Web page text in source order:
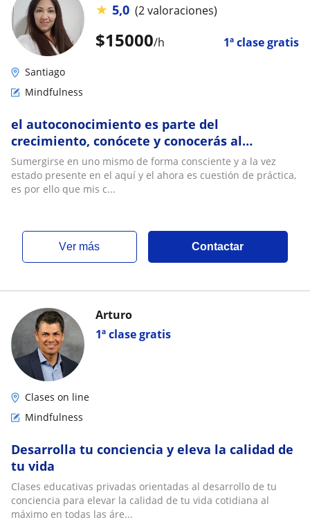
$15000/h 1ª clase gratis
★ 5,0 (2 valoraciones)
Santiago
Mindfulness
el autoconocimiento es parte del
crecimiento, conócete y conocerás al
universo
Sumergirse en uno mismo de forma consciente y a la vez
estado presente en el aquí y el ahora es cuestión de práctica,
es por ello que mis c...
ver más Contactar
1ª clase gratis
Arturo
Clases on line
Mindfulness
Desarrolla tu conciencia y eleva la calidad de
tu vida
Clases educativas privadas orientadas al desarrollo de tu
conciencia para elevar la calidad de tu vida cotidiana al
máximo en todas las áre...